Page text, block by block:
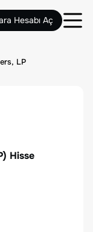
Hesabı Aç
LP
) Hisse